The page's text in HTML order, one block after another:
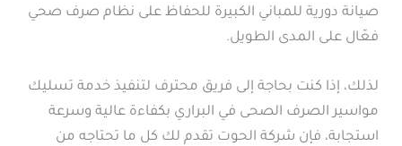
صيانة دورية للمباني الكبيرة للحفاظ على نظام صرف صحي
فعّال على المدى الطويل.
لذلك، إذا كنت بحاجة إلى فريق محترف لتنفيذ خدمة تسليك
مواسير الصرف الصحى في البراري بكفاءة عالية وسرعة
استجابة، فإن شركة الحوت تقدم لك كل ما تحتاجه من